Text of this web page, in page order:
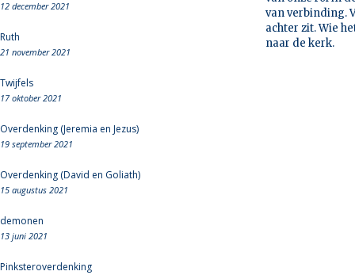
12 december 2021
Ruth
21 november 2021
Twijfels
17 oktober 2021
Overdenking (Jeremia en Jezus)
19 september 2021
Overdenking (David en Goliath)
15 augustus 2021
demonen
13 juni 2021
Pinksteroverdenking
van verbinding.
achter zit. Wie
naar de kerk.